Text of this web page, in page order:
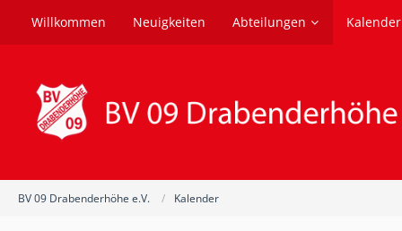
Willkommen Neuigkeiten Abteilungen Kalender
BV 09 Drabenderhöhe e.V. Kalender